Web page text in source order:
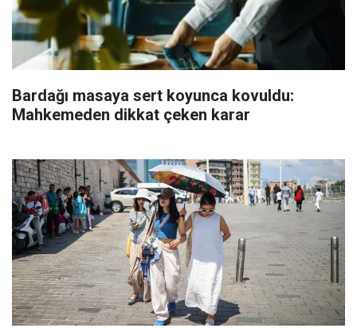
Bardağı masaya sert koyunca kovuldu:
Mahkemeden dikkat çeken karar